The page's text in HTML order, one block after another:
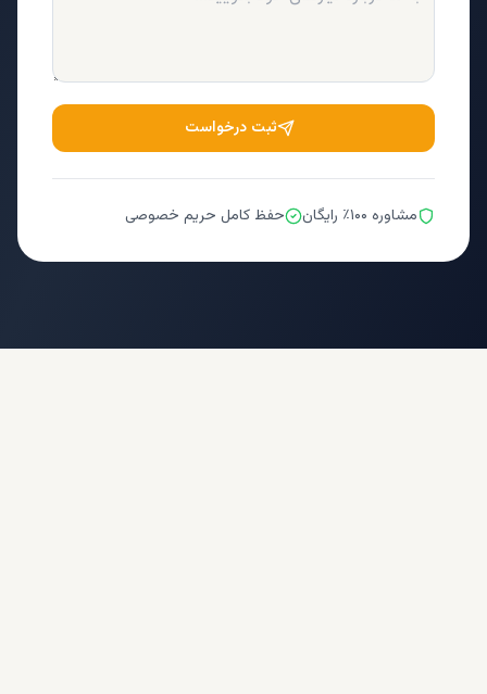
ثبت درخواست
مشاوره ۱۰۰٪ رایگان حفظ کامل حریم خصوصی